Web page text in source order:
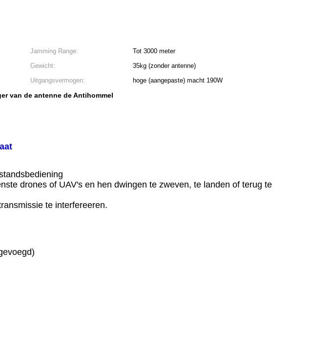
Jamming Range:
Tot 3000 meter
Gewicht:
35kg (zonder antenne)
Uitgangsvermogen:
hoge (aangepaste) macht 190W
van de antenne de Antihommel
drones of UAV's en hen dwingen te zweven, te landen of terug te
te interfereeren.